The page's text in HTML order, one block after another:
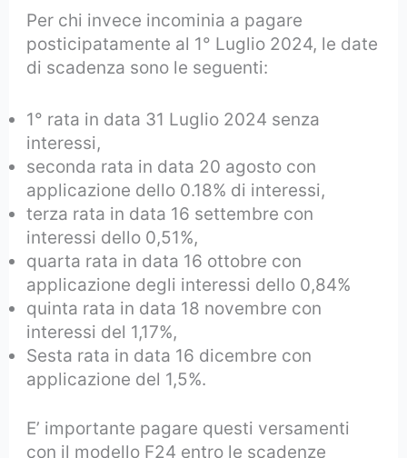
Per chi invece incominia a pagare
posticipatamente al 1° Luglio 2024, le date
di scadenza sono le seguenti:
1° rata in data 31 Luglio 2024 senza
interessi,
seconda rata in data 20 agosto con
applicazione dello 0.18% di interessi,
terza rata in data 16 settembre con
interessi dello 0,51%,
quarta rata in data 16 ottobre con
applicazione degli interessi dello 0,84%
quinta rata in data 18 novembre con
interessi del 1,17%,
Sesta rata in data 16 dicembre con
applicazione del 1,5%.
E’ importante pagare questi versamenti
con il modello F24 entro le scadenze